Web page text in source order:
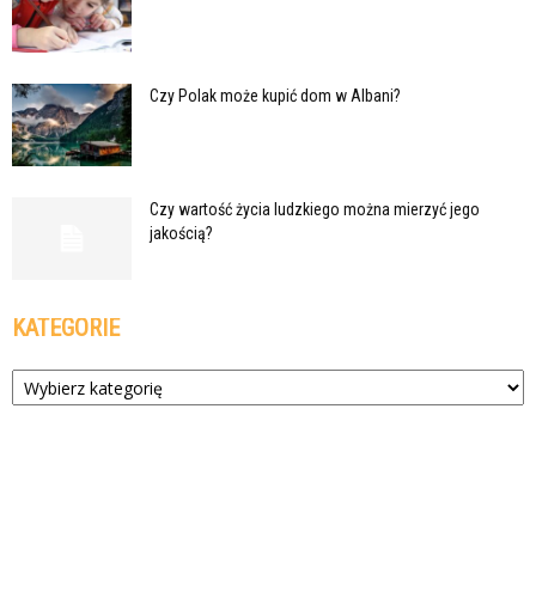
Czy Polak może kupić dom w Albani?
Czy wartość życia ludzkiego można mierzyć jego
jakością?
KATEGORIE
Kategorie